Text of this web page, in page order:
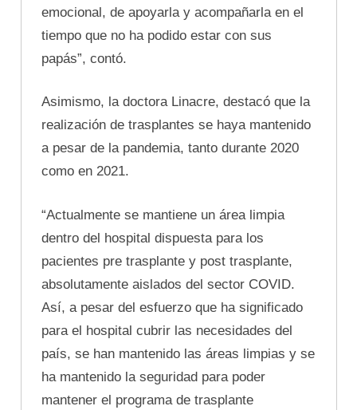
emocional, de apoyarla y acompañarla en el
tiempo que no ha podido estar con sus
papás”, contó.
Asimismo, la doctora Linacre, destacó que la
realización de trasplantes se haya mantenido
a pesar de la pandemia, tanto durante 2020
como en 2021.
“Actualmente se mantiene un área limpia
dentro del hospital dispuesta para los
pacientes pre trasplante y post trasplante,
absolutamente aislados del sector COVID.
Así, a pesar del esfuerzo que ha significado
para el hospital cubrir las necesidades del
país, se han mantenido las áreas limpias y se
ha mantenido la seguridad para poder
mantener el programa de trasplante